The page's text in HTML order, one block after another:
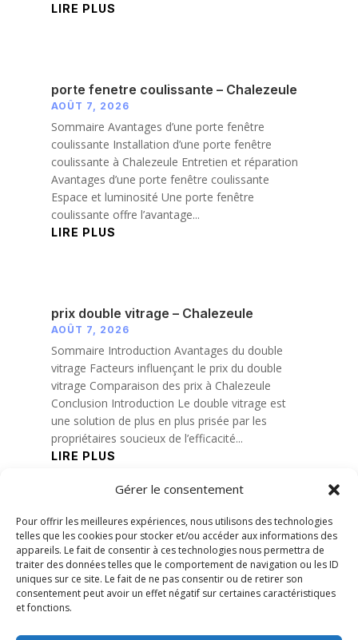
Gérer le consentement
Pour offrir les meilleures expériences, nous utilisons des technologies
telles que les cookies pour stocker et/ou accéder aux informations des
appareils. Le fait de consentir à ces technologies nous permettra de
traiter des données telles que le comportement de navigation ou les ID
uniques sur ce site. Le fait de ne pas consentir ou de retirer son
consentement peut avoir un effet négatif sur certaines caractéristiques
et fonctions.
LIRE PLUS
porte fenetre coulissante – Chalezeule
AOÛT 7, 2026
Sommaire Avantages d’une porte fenêtre
coulissante Installation d’une porte fenêtre
coulissante à Chalezeule Entretien et réparation
Avantages d’une porte fenêtre coulissante
Espace et luminosité Une porte fenêtre
coulissante offre l’avantage...
LIRE PLUS
prix double vitrage – Chalezeule
AOÛT 7, 2026
Sommaire Introduction Avantages du double
vitrage Facteurs influençant le prix du double
vitrage Comparaison des prix à Chalezeule
Conclusion Introduction Le double vitrage est
une solution de plus en plus prisée par les
propriétaires soucieux de l’efficacité...
LIRE PLUS
« Entrées précédentes